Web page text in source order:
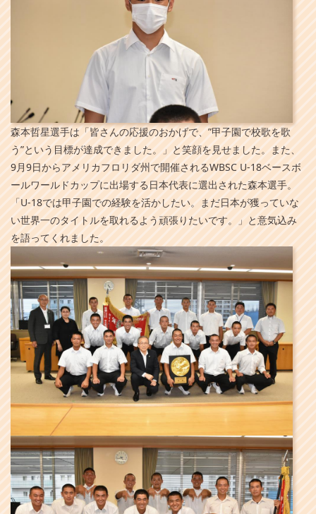
森本哲星選手は「皆さんの応援のおかげで、”甲子園で校歌を歌
う”という目標が達成できました。」と笑顔を見せました。また、
9月9日からアメリカフロリダ州で開催されるWBSC U-18ベースボ
ールワールドカップに出場する日本代表に選出された森本選手。
「U-18では甲子園での経験を活かしたい。まだ日本が獲っていな
い世界一のタイトルを取れるよう頑張りたいです。」と意気込み
を語ってくれました。